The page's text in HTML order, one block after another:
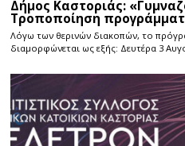
Δήμος Καστοριάς:
Τροποποίηση
Λόγω των θερινών διακοπών, το
διαμορφώνεται ως εξής: Δευτέρα 3